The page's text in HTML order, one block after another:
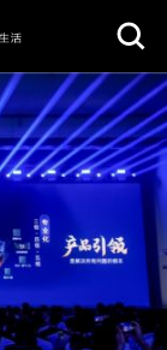
取
消